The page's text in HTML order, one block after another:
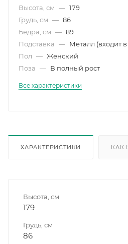
Высота, см — 179
Грудь, см — 86
Бедра, см — 89
Подставка — Металл (входит
Пол — Женский
Поза — В полный рост
Все характеристики
ХАРАКТЕРИСТИКИ КАК
Высота, см
179
Грудь, см
86